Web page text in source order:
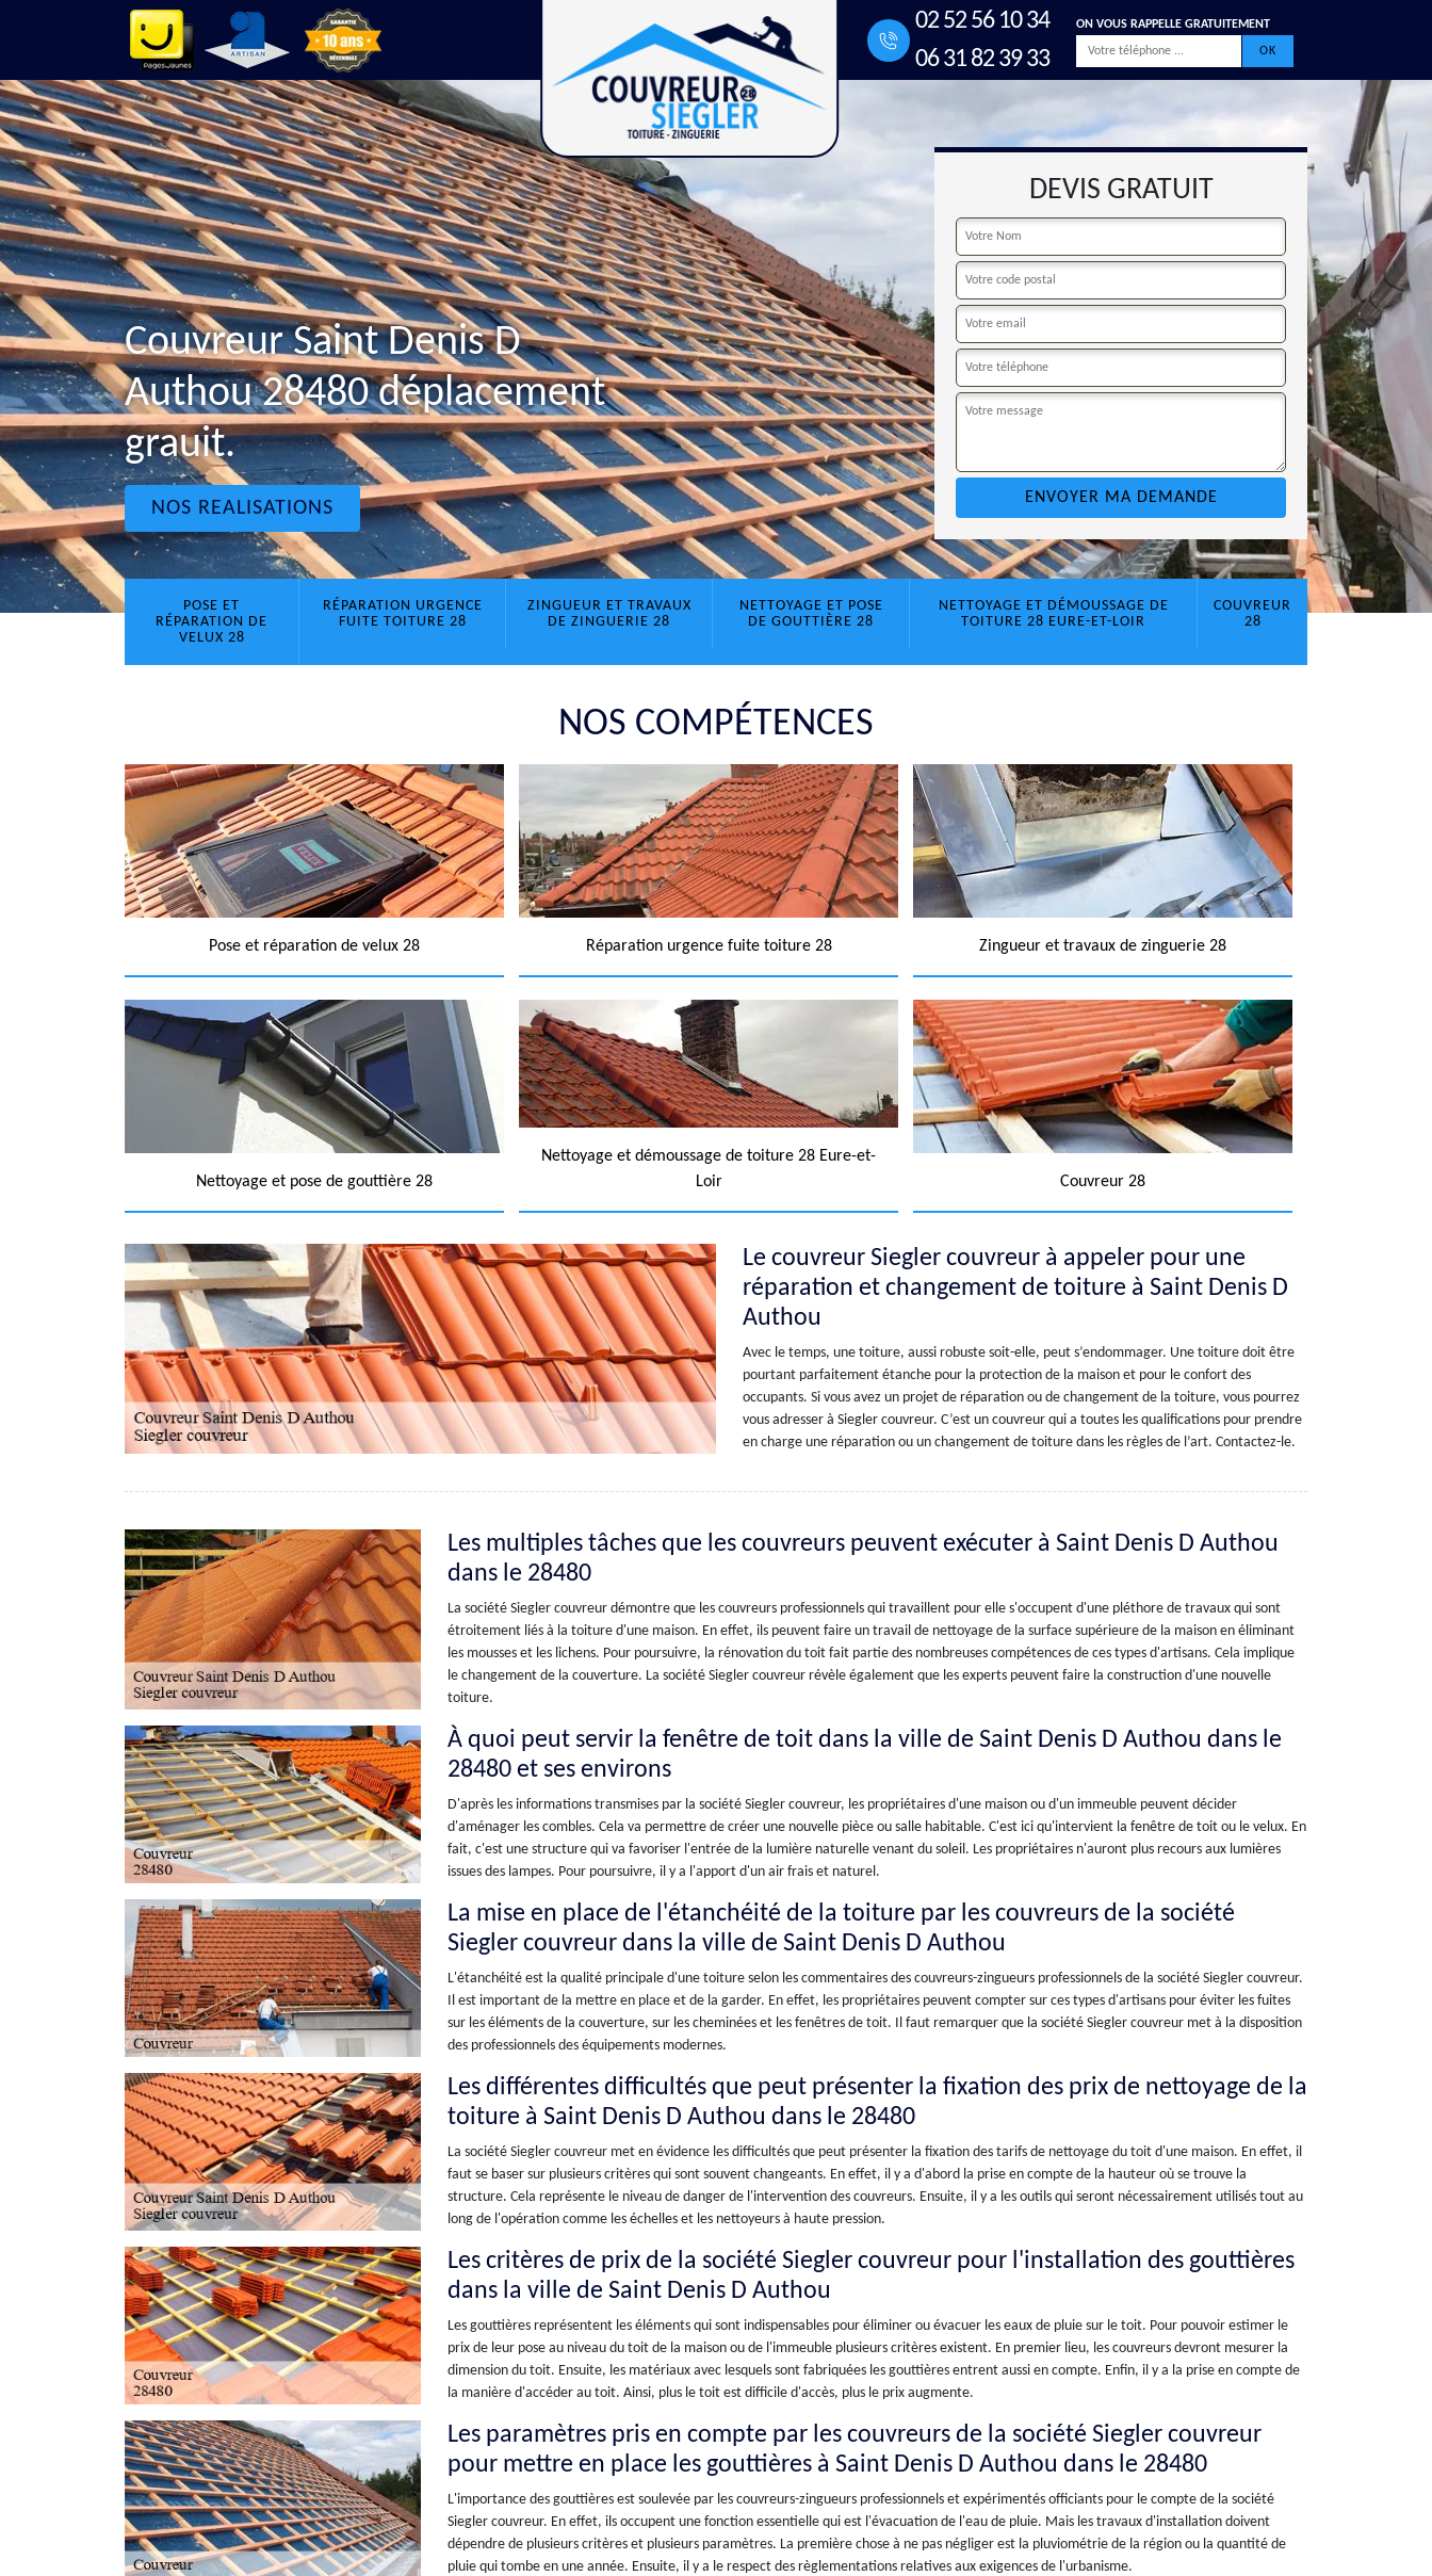
02 52 56 10 34
06 31 82 39 33
ON VOUS RAPPELLE GRATUITEMENT
Couvreur Saint Denis D
Authou 28480 déplacement
grauit.
NOS REALISATIONS
DEVIS GRATUIT
POSE ET
RÉPARATION DE
VELUX 28
RÉPARATION URGENCE
FUITE TOITURE 28
ZINGUEUR ET TRAVAUX
DE ZINGUERIE 28
NETTOYAGE ET POSE
DE GOUTTIÈRE 28
NETTOYAGE ET DÉMOUSSAGE DE
TOITURE 28 EURE-ET-LOIR
COUVREUR
28
NOS COMPÉTENCES
Pose et réparation de velux 28 Réparation urgence fuite toiture 28 Zingueur et travaux de zinguerie 28
Nettoyage et pose de gouttière 28
Nettoyage et démoussage de toiture 28 Eure-et-
Loir
Couvreur 28
Le couvreur Siegler couvreur à appeler pour une
réparation et changement de toiture à Saint Denis D
Authou
Avec le temps, une toiture, aussi robuste soit-elle, peut s’endommager. Une toiture doit être
pourtant parfaitement étanche pour la protection de la maison et pour le confort des
occupants. Si vous avez un projet de réparation ou de changement de la toiture, vous pourrez
vous adresser à Siegler couvreur. C’est un couvreur qui a toutes les qualifications pour prendre
en charge une réparation ou un changement de toiture dans les règles de l’art. Contactez-le.
Les multiples tâches que les couvreurs peuvent exécuter à Saint Denis D Authou
dans le 28480
La société Siegler couvreur démontre que les couvreurs professionnels qui travaillent pour elle s'occupent d'une pléthore de travaux qui sont
étroitement liés à la toiture d'une maison. En effet, ils peuvent faire un travail de nettoyage de la surface supérieure de la maison en éliminant
les mousses et les lichens. Pour poursuivre, la rénovation du toit fait partie des nombreuses compétences de ces types d'artisans. Cela implique
le changement de la couverture. La société Siegler couvreur révèle également que les experts peuvent faire la construction d'une nouvelle
toiture.
À quoi peut servir la fenêtre de toit dans la ville de Saint Denis D Authou dans le
28480 et ses environs
D'après les informations transmises par la société Siegler couvreur, les propriétaires d'une maison ou d'un immeuble peuvent décider
d'aménager les combles. Cela va permettre de créer une nouvelle pièce ou salle habitable. C'est ici qu'intervient la fenêtre de toit ou le velux. En
fait, c'est une structure qui va favoriser l'entrée de la lumière naturelle venant du soleil. Les propriétaires n'auront plus recours aux lumières
issues des lampes. Pour poursuivre, il y a l'apport d'un air frais et naturel.
La mise en place de l'étanchéité de la toiture par les couvreurs de la société
Siegler couvreur dans la ville de Saint Denis D Authou
L'étanchéité est la qualité principale d'une toiture selon les commentaires des couvreurs-zingueurs professionnels de la société Siegler couvreur.
Il est important de la mettre en place et de la garder. En effet, les propriétaires peuvent compter sur ces types d'artisans pour éviter les fuites
sur les éléments de la couverture, sur les cheminées et les fenêtres de toit. Il faut remarquer que la société Siegler couvreur met à la disposition
des professionnels des équipements modernes.
Les différentes difficultés que peut présenter la fixation des prix de nettoyage de la
toiture à Saint Denis D Authou dans le 28480
La société Siegler couvreur met en évidence les difficultés que peut présenter la fixation des tarifs de nettoyage du toit d'une maison. En effet, il
faut se baser sur plusieurs critères qui sont souvent changeants. En effet, il y a d'abord la prise en compte de la hauteur où se trouve la
structure. Cela représente le niveau de danger de l'intervention des couvreurs. Ensuite, il y a les outils qui seront nécessairement utilisés tout au
long de l'opération comme les échelles et les nettoyeurs à haute pression.
Les critères de prix de la société Siegler couvreur pour l'installation des gouttières
dans la ville de Saint Denis D Authou
Les gouttières représentent les éléments qui sont indispensables pour éliminer ou évacuer les eaux de pluie sur le toit. Pour pouvoir estimer le
prix de leur pose au niveau du toit de la maison ou de l'immeuble plusieurs critères existent. En premier lieu, les couvreurs devront mesurer la
dimension du toit. Ensuite, les matériaux avec lesquels sont fabriquées les gouttières entrent aussi en compte. Enfin, il y a la prise en compte de
la manière d'accéder au toit. Ainsi, plus le toit est difficile d'accès, plus le prix augmente.
Les paramètres pris en compte par les couvreurs de la société Siegler couvreur
pour mettre en place les gouttières à Saint Denis D Authou dans le 28480
L'importance des gouttières est soulevée par les couvreurs-zingueurs professionnels et expérimentés officiants pour le compte de la société
Siegler couvreur. En effet, ils occupent une fonction essentielle qui est l'évacuation de l'eau de pluie. Mais les travaux d'installation doivent
dépendre de plusieurs critères et plusieurs paramètres. La première chose à ne pas négliger est la pluviométrie de la région ou la quantité de
pluie qui tombe en une année. Ensuite, il y a le respect des règlementations relatives aux exigences de l'urbanisme.